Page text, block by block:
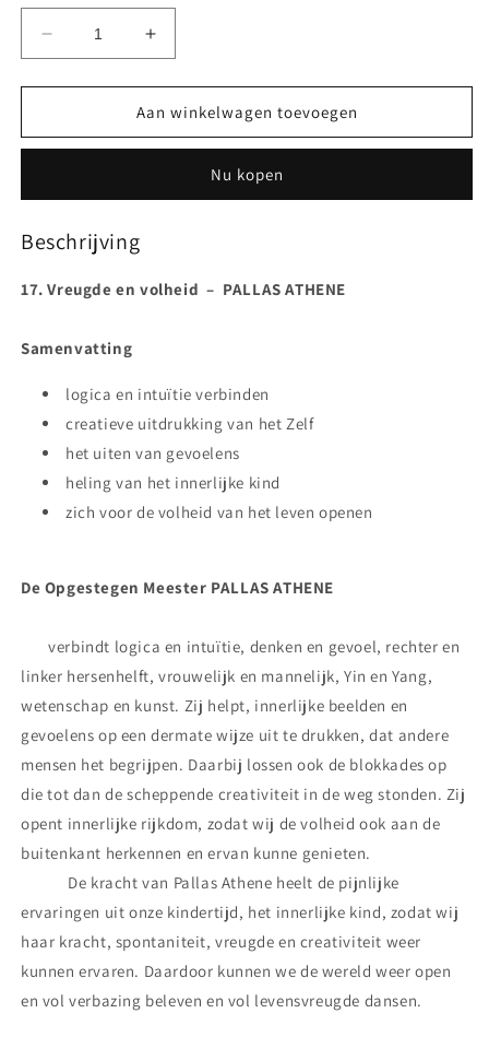
Aantal
verlagen
voor
Pallas
Aantal
verhogen
voor
17
Pallas
Aan winkelwagen toevoegen
Nu kopen
Beschrijving
17. Vreugde en volheid – PALLAS ATHENE
Samenvatting
logica en intuïtie verbinden
creatieve uitdrukking van het Zelf
het uiten van gevoelens
heling van het innerlijke kind
zich voor de volheid van het leven openen
De Opgestegen Meester PALLAS ATHENE
verbindt logica en intuïtie, denken en gevoel, rechter en
linker hersenhelft, vrouwelijk en mannelijk, Yin en Yang,
wetenschap en kunst. Zij helpt, innerlijke beelden en
gevoelens op een dermate wijze uit te drukken, dat andere
mensen het begrijpen. Daarbij lossen ook de blokkades op
die tot dan de scheppende creativiteit in de weg stonden. Zij
opent innerlijke rijkdom, zodat wij de volheid ook aan de
buitenkant herkennen en ervan kunne genieten.
De kracht van Pallas Athene heelt de pijnlijke
ervaringen uit onze kindertijd, het innerlijke kind, zodat wij
haar kracht, spontaniteit, vreugde en creativiteit weer
kunnen ervaren. Daardoor kunnen we de wereld weer open
en vol verbazing beleven en vol levensvreugde dansen.